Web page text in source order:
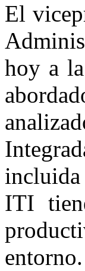
El
hoy a
incluida
ITI
entorno.